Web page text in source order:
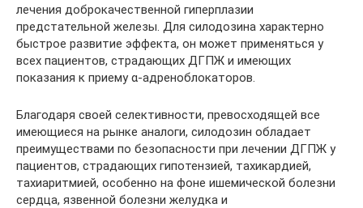
лечения доброкачественной гиперплазии
предстательной железы. Для силодозина характерно
быстрое развитие эффекта, он может применяться у
всех пациентов, страдающих ДГПЖ и имеющих
показания к приему α-адреноблокаторов.
Благодаря своей селективности, превосходящей все
имеющиеся на рынке аналоги, силодозин обладает
преимуществами по безопасности при лечении ДГПЖ у
пациентов, страдающих гипотензией, тахикардией,
тахиаритмией, особенно на фоне ишемической болезни
сердца, язвенной болезни желудка и